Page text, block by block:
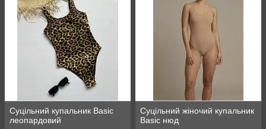
Суцільний купальник Basic
леопардовий
Суцільний жіночий купальник
Basic нюд